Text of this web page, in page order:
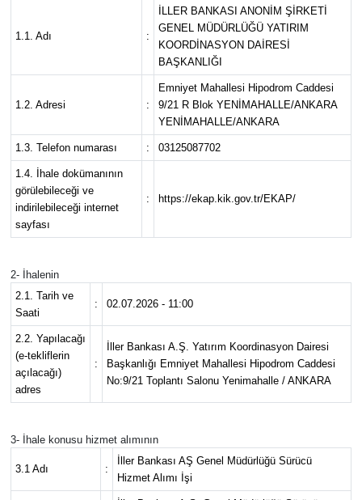
1.1. Adı :
İLLER BANKASI ANONİM ŞİRKETİ
GENEL MÜDÜRLÜĞÜ YATIRIM
KOORDİNASYON DAİRESİ
BAŞKANLIĞI
1.2. Adresi :
Emniyet Mahallesi Hipodrom Caddesi
9/21 R Blok YENİMAHALLE/ANKARA
YENİMAHALLE/ANKARA
1.3. Telefon numarası : 03125087702
1.4. İhale dokümanının
görülebileceği ve
indirilebileceği internet
sayfası
: https://ekap.kik.gov.tr/EKAP/
2- İhalenin
2.1. Tarih ve
Saati
: 02.07.2026 - 11:00
2.2. Yapılacağı
(e-tekliflerin
açılacağı)
adres
:
İller Bankası A.Ş. Yatırım Koordinasyon Dairesi
Başkanlığı Emniyet Mahallesi Hipodrom Caddesi
No:9/21 Toplantı Salonu Yenimahalle / ANKARA
3- İhale konusu hizmet alımının
3.1 Adı :
İller Bankası AŞ Genel Müdürlüğü Sürücü
Hizmet Alımı İşi
Gurme
Haber
İlçe Haberleri
Kültür & Sanat
Magazin
Resmi İlanlar
Seri İlan